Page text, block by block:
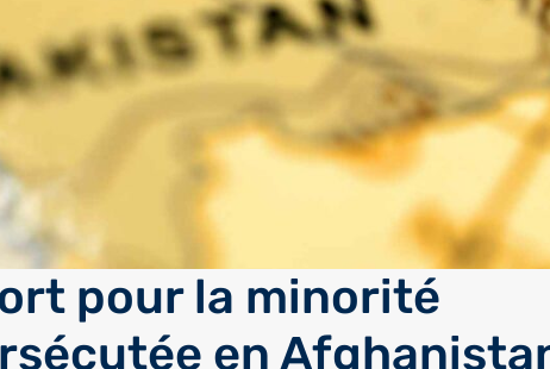
pour la minorité
en